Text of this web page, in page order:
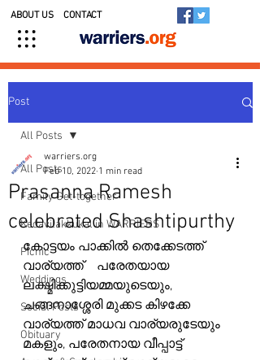
ABOUT US CONTACT
Post
All Posts
Family Get-together
Kedavilakkukal in WARRIERS
Picnic
Weddings
Social Posts
Obituary
All Posts
Prasanna Ramesh
celebrated Shashtipurthy
warriers.org
Feb 10, 2022 1 min read
കോട്ടയം പാക്കിൽ തെക്കേടത്ത്
വാര്യത്ത്    പരേതയായ
ലക്ഷ്മിക്കുട്ടിയമ്മയുടെയും,
ചങ്ങനാശ്ശേരി മുക്കട കിഴക്കേ
വാര്യത്ത് മാധവ വാര്യരുടേയും
മകളും, പരേതനായ വീപ്പാട്ട്